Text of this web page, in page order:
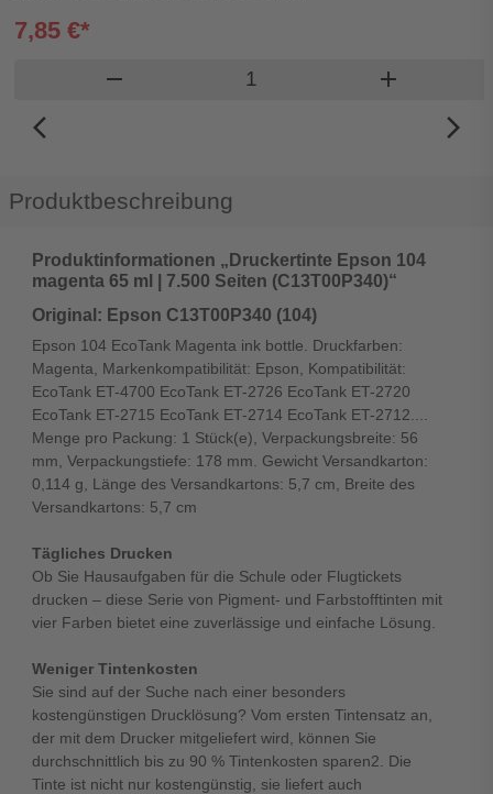
7,85 €*
remove Produkt Warenkorb Menge
add
arrow_back_ios_new
arrow_forward_ios
Produktbeschreibung
Produktinformationen „Druckertinte Epson 104
magenta 65 ml | 7.500 Seiten (C13T00P340)“
Original: Epson C13T00P340 (104)
Epson 104 EcoTank Magenta ink bottle. Druckfarben:
Magenta, Markenkompatibilität: Epson, Kompatibilität:
EcoTank ET-4700 EcoTank ET-2726 EcoTank ET-2720
EcoTank ET-2715 EcoTank ET-2714 EcoTank ET-2712....
Menge pro Packung: 1 Stück(e), Verpackungsbreite: 56
mm, Verpackungstiefe: 178 mm. Gewicht Versandkarton:
0,114 g, Länge des Versandkartons: 5,7 cm, Breite des
Versandkartons: 5,7 cm
Tägliches Drucken
Ob Sie Hausaufgaben für die Schule oder Flugtickets
drucken – diese Serie von Pigment- und Farbstofftinten mit
vier Farben bietet eine zuverlässige und einfache Lösung.
Weniger Tintenkosten
Sie sind auf der Suche nach einer besonders
kostengünstigen Drucklösung? Vom ersten Tintensatz an,
der mit dem Drucker mitgeliefert wird, können Sie
durchschnittlich bis zu 90 % Tintenkosten sparen2. Die
Tinte ist nicht nur kostengünstig, sie liefert auch